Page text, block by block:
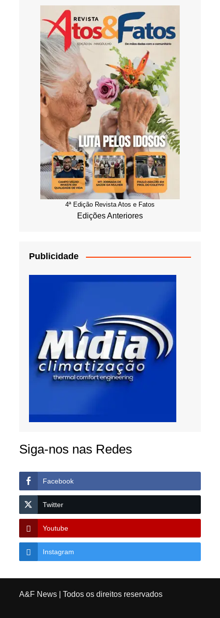
4ª Edição Revista Atos e Fatos
Edições Anteriores
Publicidade
Siga-nos nas Redes
Facebook
Twitter
Youtube
Instagram
A&F News| Todos os direitos reservados